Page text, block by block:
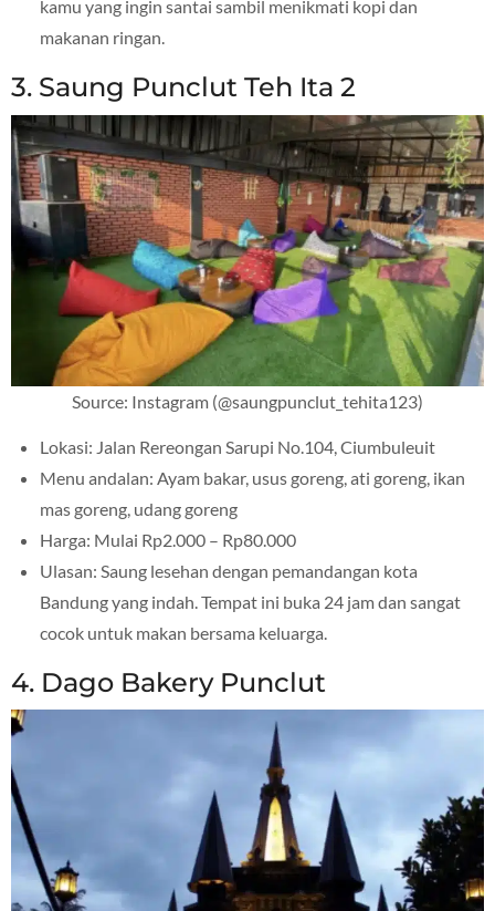
kamu yang ingin santai sambil menikmati kopi dan
makanan ringan.
3. Saung Punclut Teh Ita 2
Source: Instagram (@saungpunclut_tehita123)
Lokasi: Jalan Rereongan Sarupi No.104, Ciumbuleuit
Menu andalan: Ayam bakar, usus goreng, ati goreng, ikan
mas goreng, udang goreng
Harga: Mulai Rp2.000 – Rp80.000
Ulasan: Saung lesehan dengan pemandangan kota
Bandung yang indah. Tempat ini buka 24 jam dan sangat
cocok untuk makan bersama keluarga.
4. Dago Bakery Punclut